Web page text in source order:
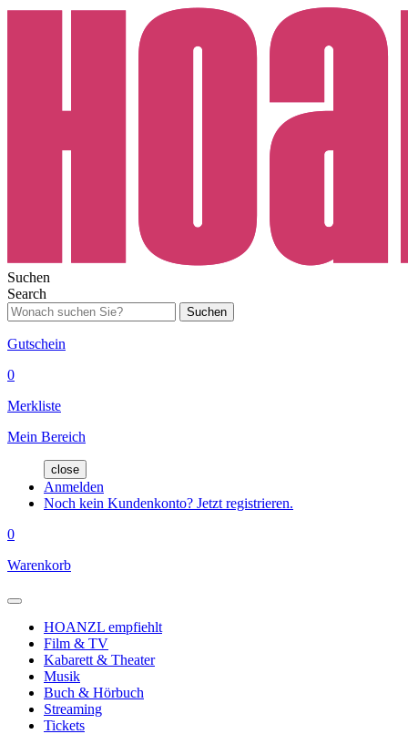
Suchen
Search
Suchen
Gutschein
0
Merkliste
Mein Bereich
close
Anmelden
Noch kein Kundenkonto? Jetzt registrieren.
0
Warenkorb
HOANZL empfiehlt
Film & TV
Kabarett & Theater
Musik
Buch & Hörbuch
Streaming
Tickets